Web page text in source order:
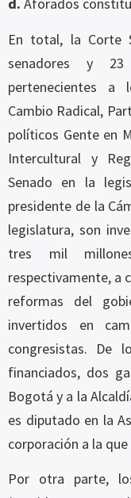
d. Aforados
En total, la Corte
senadores y
pertenecientes a
Cambio Radical,
políticos Gente en
Intercultural y
Senado en la
presidente de la
legislatura, son
tres mil
respectivamente, a
reformas del
invertidos en
congresistas. De
financiados, dos
Bogotá y a la
es diputado en la
corporación a la
Por otra parte,